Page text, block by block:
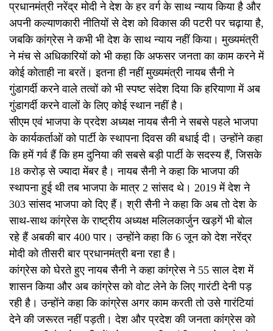
प्रधानमंत्री नरेंद्र मोदी ने देश के हर वर्ग के साथ न्याय किया है और
अपनी कल्याणकारी नीतियों से देश को विकास की पटरी पर चढ़ाया है,
जबकि कांग्रेस ने कभी भी देश के साथ न्याय नहीं किया। मुख्यमंत्री
ने मंच से अधिकारियों को भी कहा कि अफसर जनता का काम करने में
कोई कोताही ना बरतें। इतना ही नहीं मुख्यमंत्री नायब सैनी ने
गुंडागर्दी करने वाले तत्वों को भी स्पष्ट संदेश दिया कि हरियाणा में अब
गुंडागर्दी करने वालों के लिए कोई स्थान नहीं है।
सीएम एवं भाजपा के प्रदेश अध्यक्ष नायब सैनी ने सबसे पहले भाजपा
के कार्यकर्ताओं को पार्टी के स्थापना दिवस की बधाई दी। उन्होंने कहा
कि हमें गर्व हैं कि हम दुनिया की सबसे बड़ी पार्टी के सदस्य हैं, जिसके
18 करोड़ से ज्यादा मेंबर है। नायब सैनी ने कहा कि भाजपा की
स्थापना हुई थी तब भाजपा के मात्र 2 सांसद थे। 2019 में देश ने
303 सांसद भाजपा को दिए हैं। श्री सैनी ने कहा कि अब तो देश के
साथ-साथ कांग्रेस के राष्ट्रीय अध्यक्ष मलिलकार्जुन खड़गें भी बोल
रहे हैं अबकी बार 400 पार। उन्होंने कहा कि 6 जून को देश नरेंद्र
मोदी को तीसरी बार प्रधानमंत्री बना रहा है।
कांग्रेस को घेरते हुए नायब सैनी ने कहा कांग्रेस ने 55 साल देश में
शासन किया और अब कांग्रेस को वोट लेने के लिए गारंटी देनी पड़
रही है। उन्होंने कहा कि कांग्रेस अगर काम करती तो उसे गारंटियां
देने की जरूरत नहीं पड़ती। देश और प्रदेश की जनता कांग्रेस को